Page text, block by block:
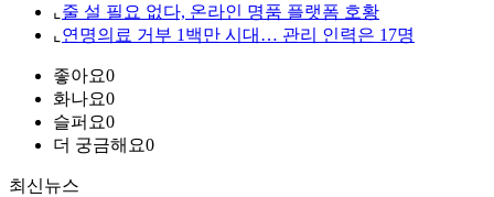
⌞ 줄 설 필요 없다, 온라인 명품 플랫폼 호황
⌞ 연명의료 거부 1백만 시대… 관리 인력은 17명
좋아요0
화나요0
슬퍼요0
더 궁금해요0
최신뉴스